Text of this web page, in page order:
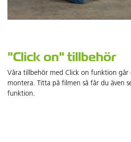
"Click on" tillbehör
Våra tillbehör med Click on funktion går
montera. Titta på filmen så får du även
funktion.